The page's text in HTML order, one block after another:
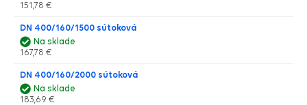
151,78 €
DN 400/160/1500 sútoková
Na sklade
167,78 €
DN 400/160/2000 sútoková
Na sklade
183,69 €